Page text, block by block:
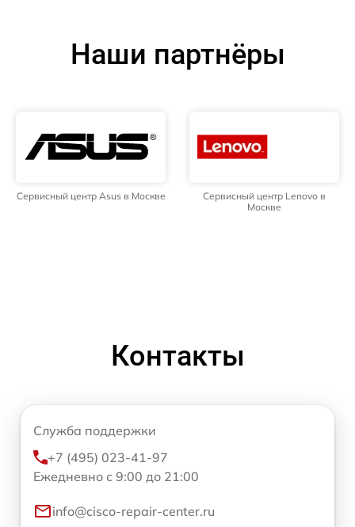
Наши партнёры
Сервисный центр Asus в Москве
Сервисный центр Lenovo в
Москве
Контакты
Служба поддержки
+7 (495) 023-41-97
Ежедневно с 9:00 до 21:00
info@cisco-repair-center.ru